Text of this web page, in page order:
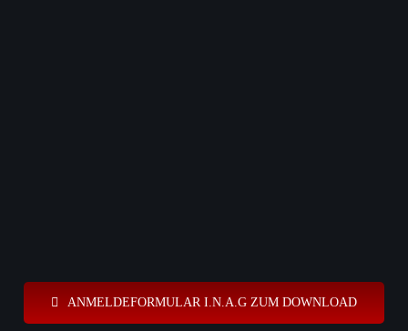
ANMELDEFORMULAR I.N.A.G ZUM DOWNLOAD